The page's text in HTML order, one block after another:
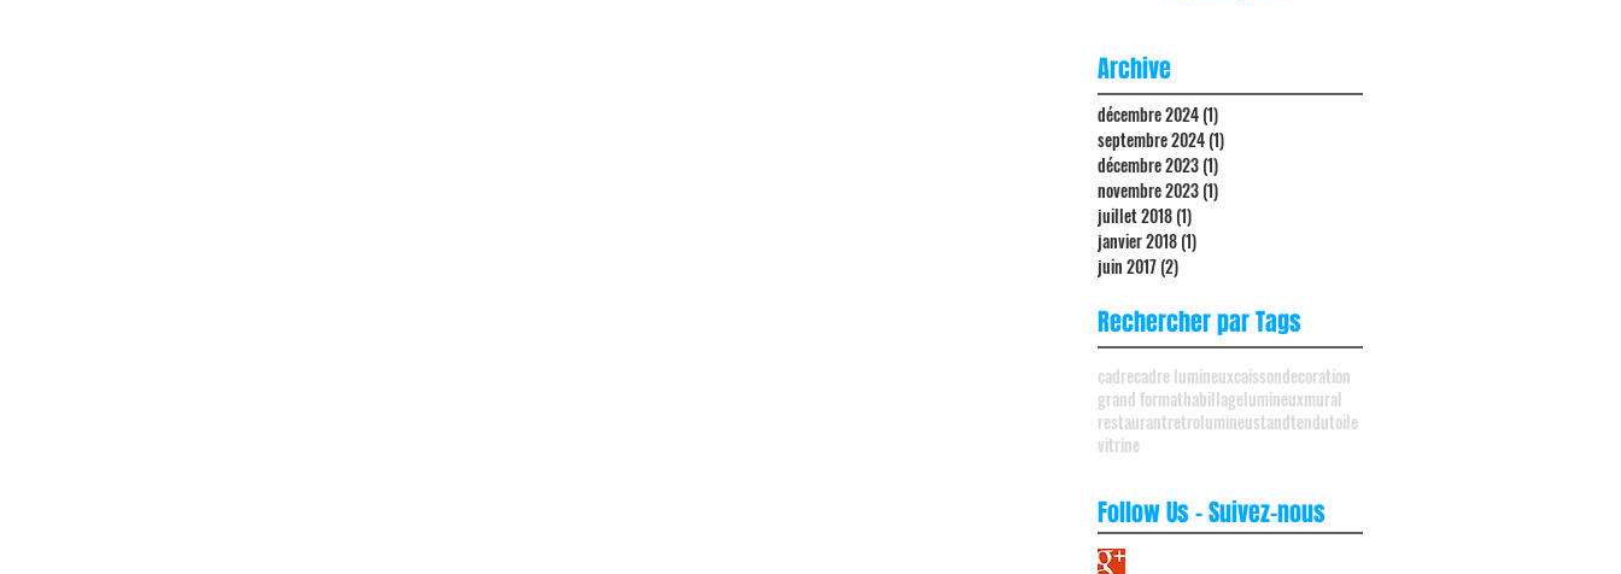
Archive
décembre 2024(1)
septembre 2024(1)
décembre 2023(1)
novembre 2023(1)
juillet 2018(1)
janvier 2018(1)
juin 2017(2)
Rechercher par Tags
cadrecadre lumineuxcaissondecoration
grand formathabillagelumineuxmural
restaurantretrolumineustandtendutoile
vitrine
Follow Us - Suivez-nous